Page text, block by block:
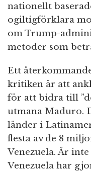
nationellt
ogiltigförklara
om Trump-
metoder som
Ett
kritiken är att
för att bidra till
utmana Maduro.
länder i
flesta av de 8
Venezuela. Är
Venezuela har